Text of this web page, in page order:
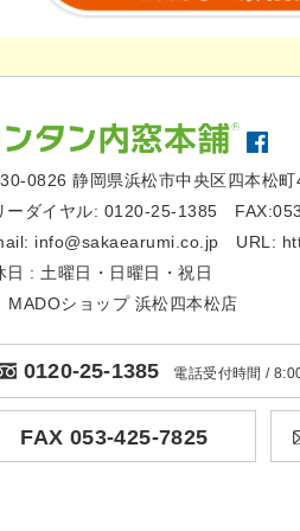
0826 静岡県浜松市中央区四本松
ーダイヤル: 0120-25-1385
info@sakaearumi.co.jp URL:
日 : 土曜日・日曜日・祝日
MADOショップ 浜松四本松店
0120-25-1385 電話受付時間 /
FAX 053-425-7825